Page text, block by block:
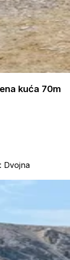
kuća 70m
Dvojna